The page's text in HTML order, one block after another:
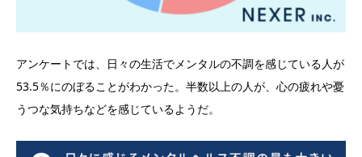
アンケートでは、日々の生活でメンタルの不調を感じている人が
53.5％にのぼることがわかった。半数以上の人が、心の疲れや憂
うつな気持ちなどを感じているようだ。